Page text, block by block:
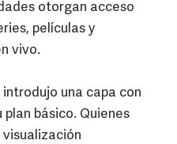
otorgan acceso
películas y
vivo.
una capa con
plan básico. Quienes
visualización